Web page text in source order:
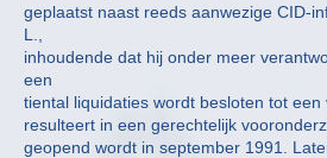
geplaatst naast reeds aanwezige CID-
L.,
inhoudende dat hij onder meer
een
tiental liquidaties wordt besloten tot
resulteert in een gerechtelijk
geopend wordt in september 1991.